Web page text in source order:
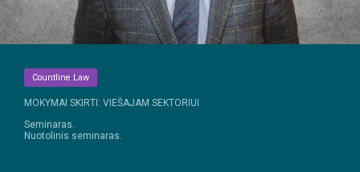
Countline Law
MOKYMAI SKIRTI: VIEŠAJAM SEKTORIUI
Seminaras.
Nuotolinis seminaras.